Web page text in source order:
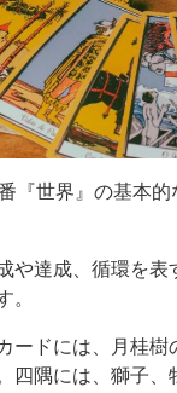
『世界』の基本
や達成、循環を表
。
ードには、月桂樹
四隅には、獅子、